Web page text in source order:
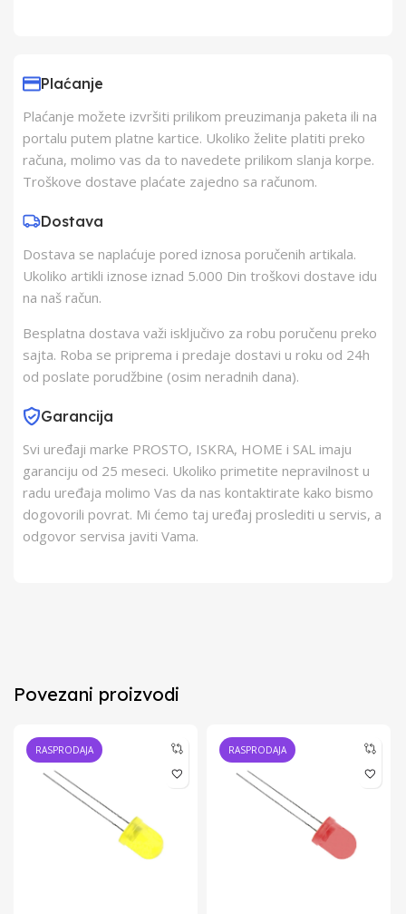
Proizvođač
Schukat Electronic
gmbh
Zemlja Uvoza Kina
Plaćanje
Plaćanje možete izvršiti prilikom preuzimanja paketa ili na
portalu putem platne kartice. Ukoliko želite platiti preko
računa, molimo vas da to navedete prilikom slanja korpe.
Troškove dostave plaćate zajedno sa računom.
Dostava
Dostava se naplaćuje pored iznosa poručenih artikala.
Ukoliko artikli iznose iznad 5.000 Din troškovi dostave idu
na naš račun.
Besplatna dostava važi isključivo za robu poručenu preko
sajta. Roba se priprema i predaje dostavi u roku od 24h
od poslate porudžbine (osim neradnih dana).
Garancija
Svi uređaji marke PROSTO, ISKRA, HOME i SAL imaju
garanciju od 25 meseci. Ukoliko primetite nepravilnost u
radu uređaja molimo Vas da nas kontaktirate kako bismo
dogovorili povrat. Mi ćemo taj uređaj proslediti u servis, a
odgovor servisa javiti Vama.
Povezani proizvodi
RASPRODAJA RASPRODAJA